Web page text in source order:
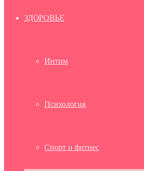
ЗДОРОВЬЕ
Интим
Психология
Спорт и фитнес